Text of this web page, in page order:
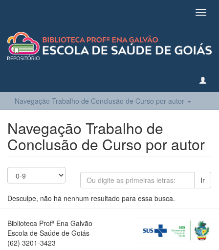
Navegação Trabalho de Conclusão de Curso por autor
Navegação Trabalho de
Conclusão de Curso por autor
Ir
Desculpe, não há nenhum resultado para essa busca.
Biblioteca Profª Ena Galvão
Escola de Saúde de Goiás
(62) 3201-3423